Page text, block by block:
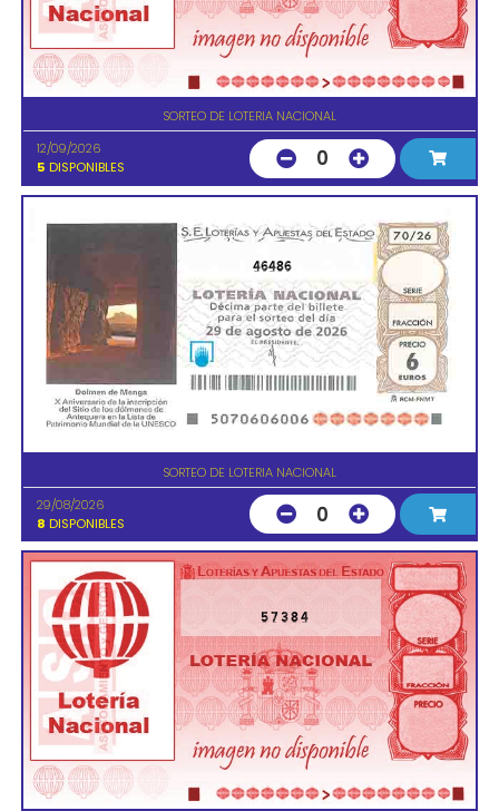
SORTEO DE LOTERIA NACIONAL
12/09/2026
5 DISPONIBLES 0
46486
SORTEO DE LOTERIA NACIONAL
29/08/2026
8 DISPONIBLES 0
57384